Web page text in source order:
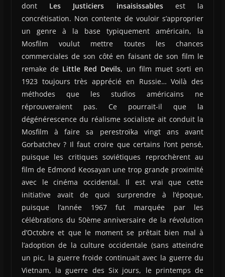
dont Les Justiciers insaisissablesest la
concrétisation. Non contente de vouloir s’approprier
un genre à la base typiquement américain, la
Mosfilm voulut mettre toutes les chances
commerciales de son côté en faisant de son film le
remake de Little Red Devils, un film muet sorti en
1923 toujours très apprécié en Russie… Voilà des
méthodes que les studios américains ne
réprouveraient pas. Ce pourrait-il que la
dégénérescence du réalisme socialiste ait conduit la
Mosfilm à faire sa perestroïka vingt ans avant
Gorbatchev ? Il faut croire que certains l’ont pensé,
puisque les critiques soviétiques reprochèrent au
film de Edmond Keosayan une trop grande proximité
avec le cinéma occidental. Il est vrai que cette
initiative avait de quoi surprendre à l’époque,
puisque l’année 1967 fut marquée par les
célébrations du 50ème anniversaire de la révolution
d’Octobre et que le moment se prêtait bien mal à
l’adoption de la culture occidentale (sans atteindre
un pic, la guerre froide continuait avec la guerre du
Vietnam, la guerre des Six jours, le printemps de